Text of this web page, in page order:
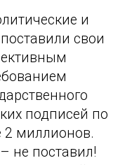
и
свои
подписей по
2 миллионов.
не поставил!